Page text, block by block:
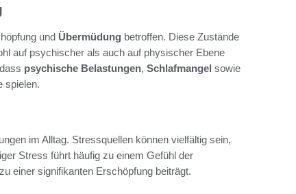
und Übermüdung betroffen. Diese Zustände
auf psychischer als auch auf physischer Ebene
psychische Belastungen, Schlafmangel sowie
spielen.
im Alltag. Stressquellen können vielfältig sein,
Stress führt häufig zu einem Gefühl der
einer signifikanten Erschöpfung beiträgt.